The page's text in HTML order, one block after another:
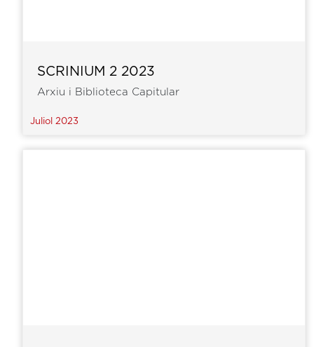
SCRINIUM 2 2023
Arxiu i Biblioteca Capitular
Juliol 2023